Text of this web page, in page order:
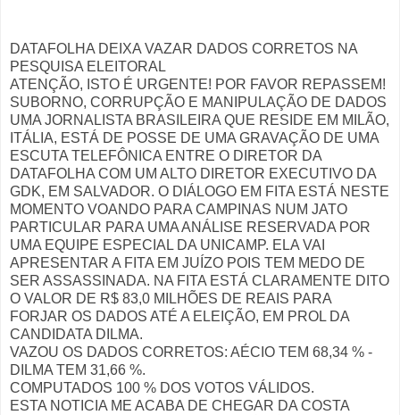
DATAFOLHA DEIXA VAZAR DADOS CORRETOS NA
PESQUISA ELEITORAL
ATENÇÃO, ISTO É URGENTE! POR FAVOR REPASSEM!
SUBORNO, CORRUPÇÃO E MANIPULAÇÃO DE DADOS
UMA JORNALISTA BRASILEIRA QUE RESIDE EM MILÃO,
ITÁLIA, ESTÁ DE POSSE DE UMA GRAVAÇÃO DE UMA
ESCUTA TELEFÔNICA ENTRE O DIRETOR DA
DATAFOLHA COM UM ALTO DIRETOR EXECUTIVO DA
GDK, EM SALVADOR. O DIÁLOGO EM FITA ESTÁ NESTE
MOMENTO VOANDO PARA CAMPINAS NUM JATO
PARTICULAR PARA UMA ANÁLISE RESERVADA POR
UMA EQUIPE ESPECIAL DA UNICAMP. ELA VAI
APRESENTAR A FITA EM JUÍZO POIS TEM MEDO DE
SER ASSASSINADA. NA FITA ESTÁ CLARAMENTE DITO
O VALOR DE R$ 83,0 MILHÕES DE REAIS PARA
FORJAR OS DADOS ATÉ A ELEIÇÃO, EM PROL DA
CANDIDATA DILMA.
VAZOU OS DADOS CORRETOS: AÉCIO TEM 68,34 % -
DILMA TEM 31,66 %.
COMPUTADOS 100 % DOS VOTOS VÁLIDOS.
ESTA NOTICIA ME ACABA DE CHEGAR DA COSTA